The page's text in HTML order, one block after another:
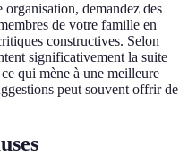
demandez des
de votre famille en
constructives. Selon
significativement la suite
qui mène à une meilleure
peut souvent offrir de